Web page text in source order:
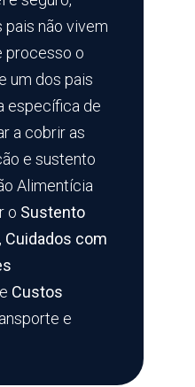
pais não vivem
processo o
um dos pais
específica de
a cobrir as
e sustento
Alimentícia
o Sustento
, Cuidados com
e Custos
e